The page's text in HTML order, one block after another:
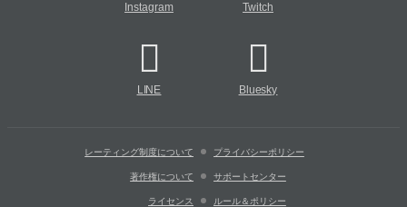
Instagram Twitch
LINE Bluesky
レーティング制度について プライバシーポリシー
著作権について サポートセンター
ライセンス ルール＆ポリシー